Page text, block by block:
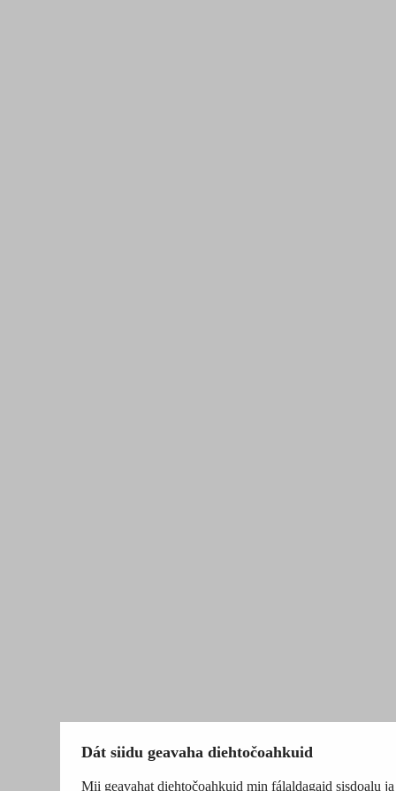
Dát siidu geavaha diehtočoahkuid
Mii geavahat diehtočoahkuid min fálaldagaid sisdoalu ja